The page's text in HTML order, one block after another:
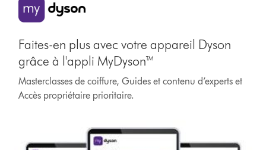
Faites-en plus avec votre appareil Dyson
grâce à l'appli MyDyson™
Masterclasses de coiffure, Guides et contenu d’experts et
Accès propriétaire prioritaire.